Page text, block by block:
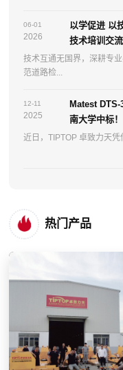
06-01
2026
以学促进 以
技术培训交流
技术互通无国界，深耕专
范道路检...
12-11
2025
Matest
南大学中标！
近日，TIPTOP 卓致力天
热门产品